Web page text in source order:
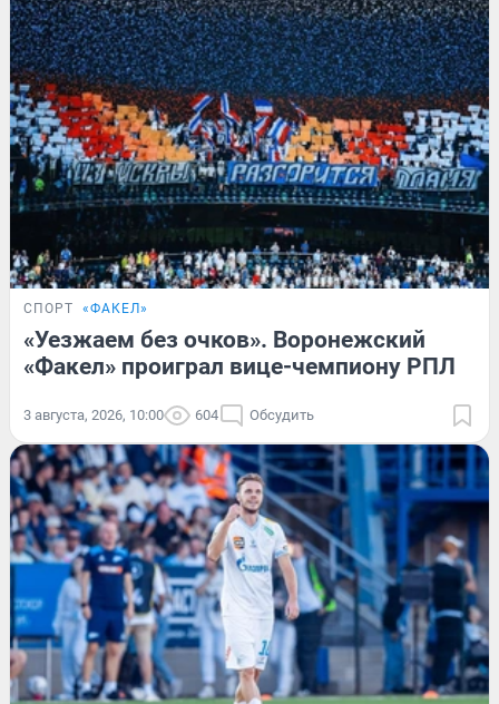
СПОРТ «ФАКЕЛ»
«Уезжаем без очков». Воронежский
«Факел» проиграл вице-чемпиону РПЛ
3 августа, 2026, 10:00 604 Обсудить